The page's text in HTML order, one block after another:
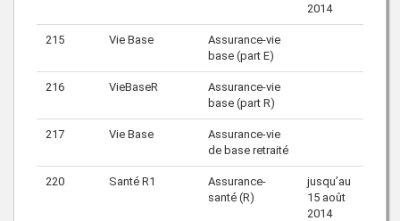
2014
215 Vie Base
Assurance-vie
base (part E)
216 VieBaseR
Assurance-vie
base (part R)
217 Vie Base
Assurance-vie
de base retraité
220 Santé R1
Assurance-
santé (R)
jusqu’au
15 août
2014